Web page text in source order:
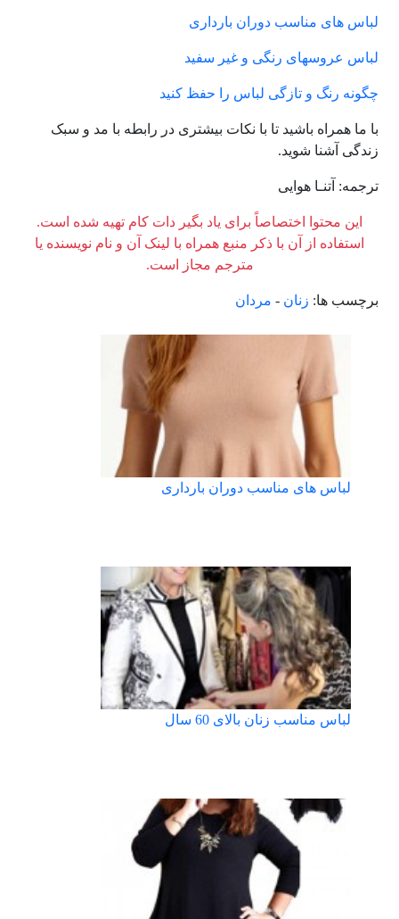
لباس های مناسب دوران بارداری
لباس عروسهای رنگی و غیر سفید
چگونه رنگ و تازگی لباس را حفظ کنید
با ما همراه باشید تا با نکات بیشتری در رابطه با مد و سبک
زندگی آشنا شوید.
ترجمه: آتنـا هوایی
این محتوا اختصاصاً برای یاد بگیر دات کام تهیه شده است.
استفاده از آن با ذکر منبع همراه با لینک آن و نام نویسنده یا
مترجم مجاز است.
برچسب ها: زنان - مردان
لباس های مناسب دوران بارداری
لباس مناسب زنان بالای 60 سال